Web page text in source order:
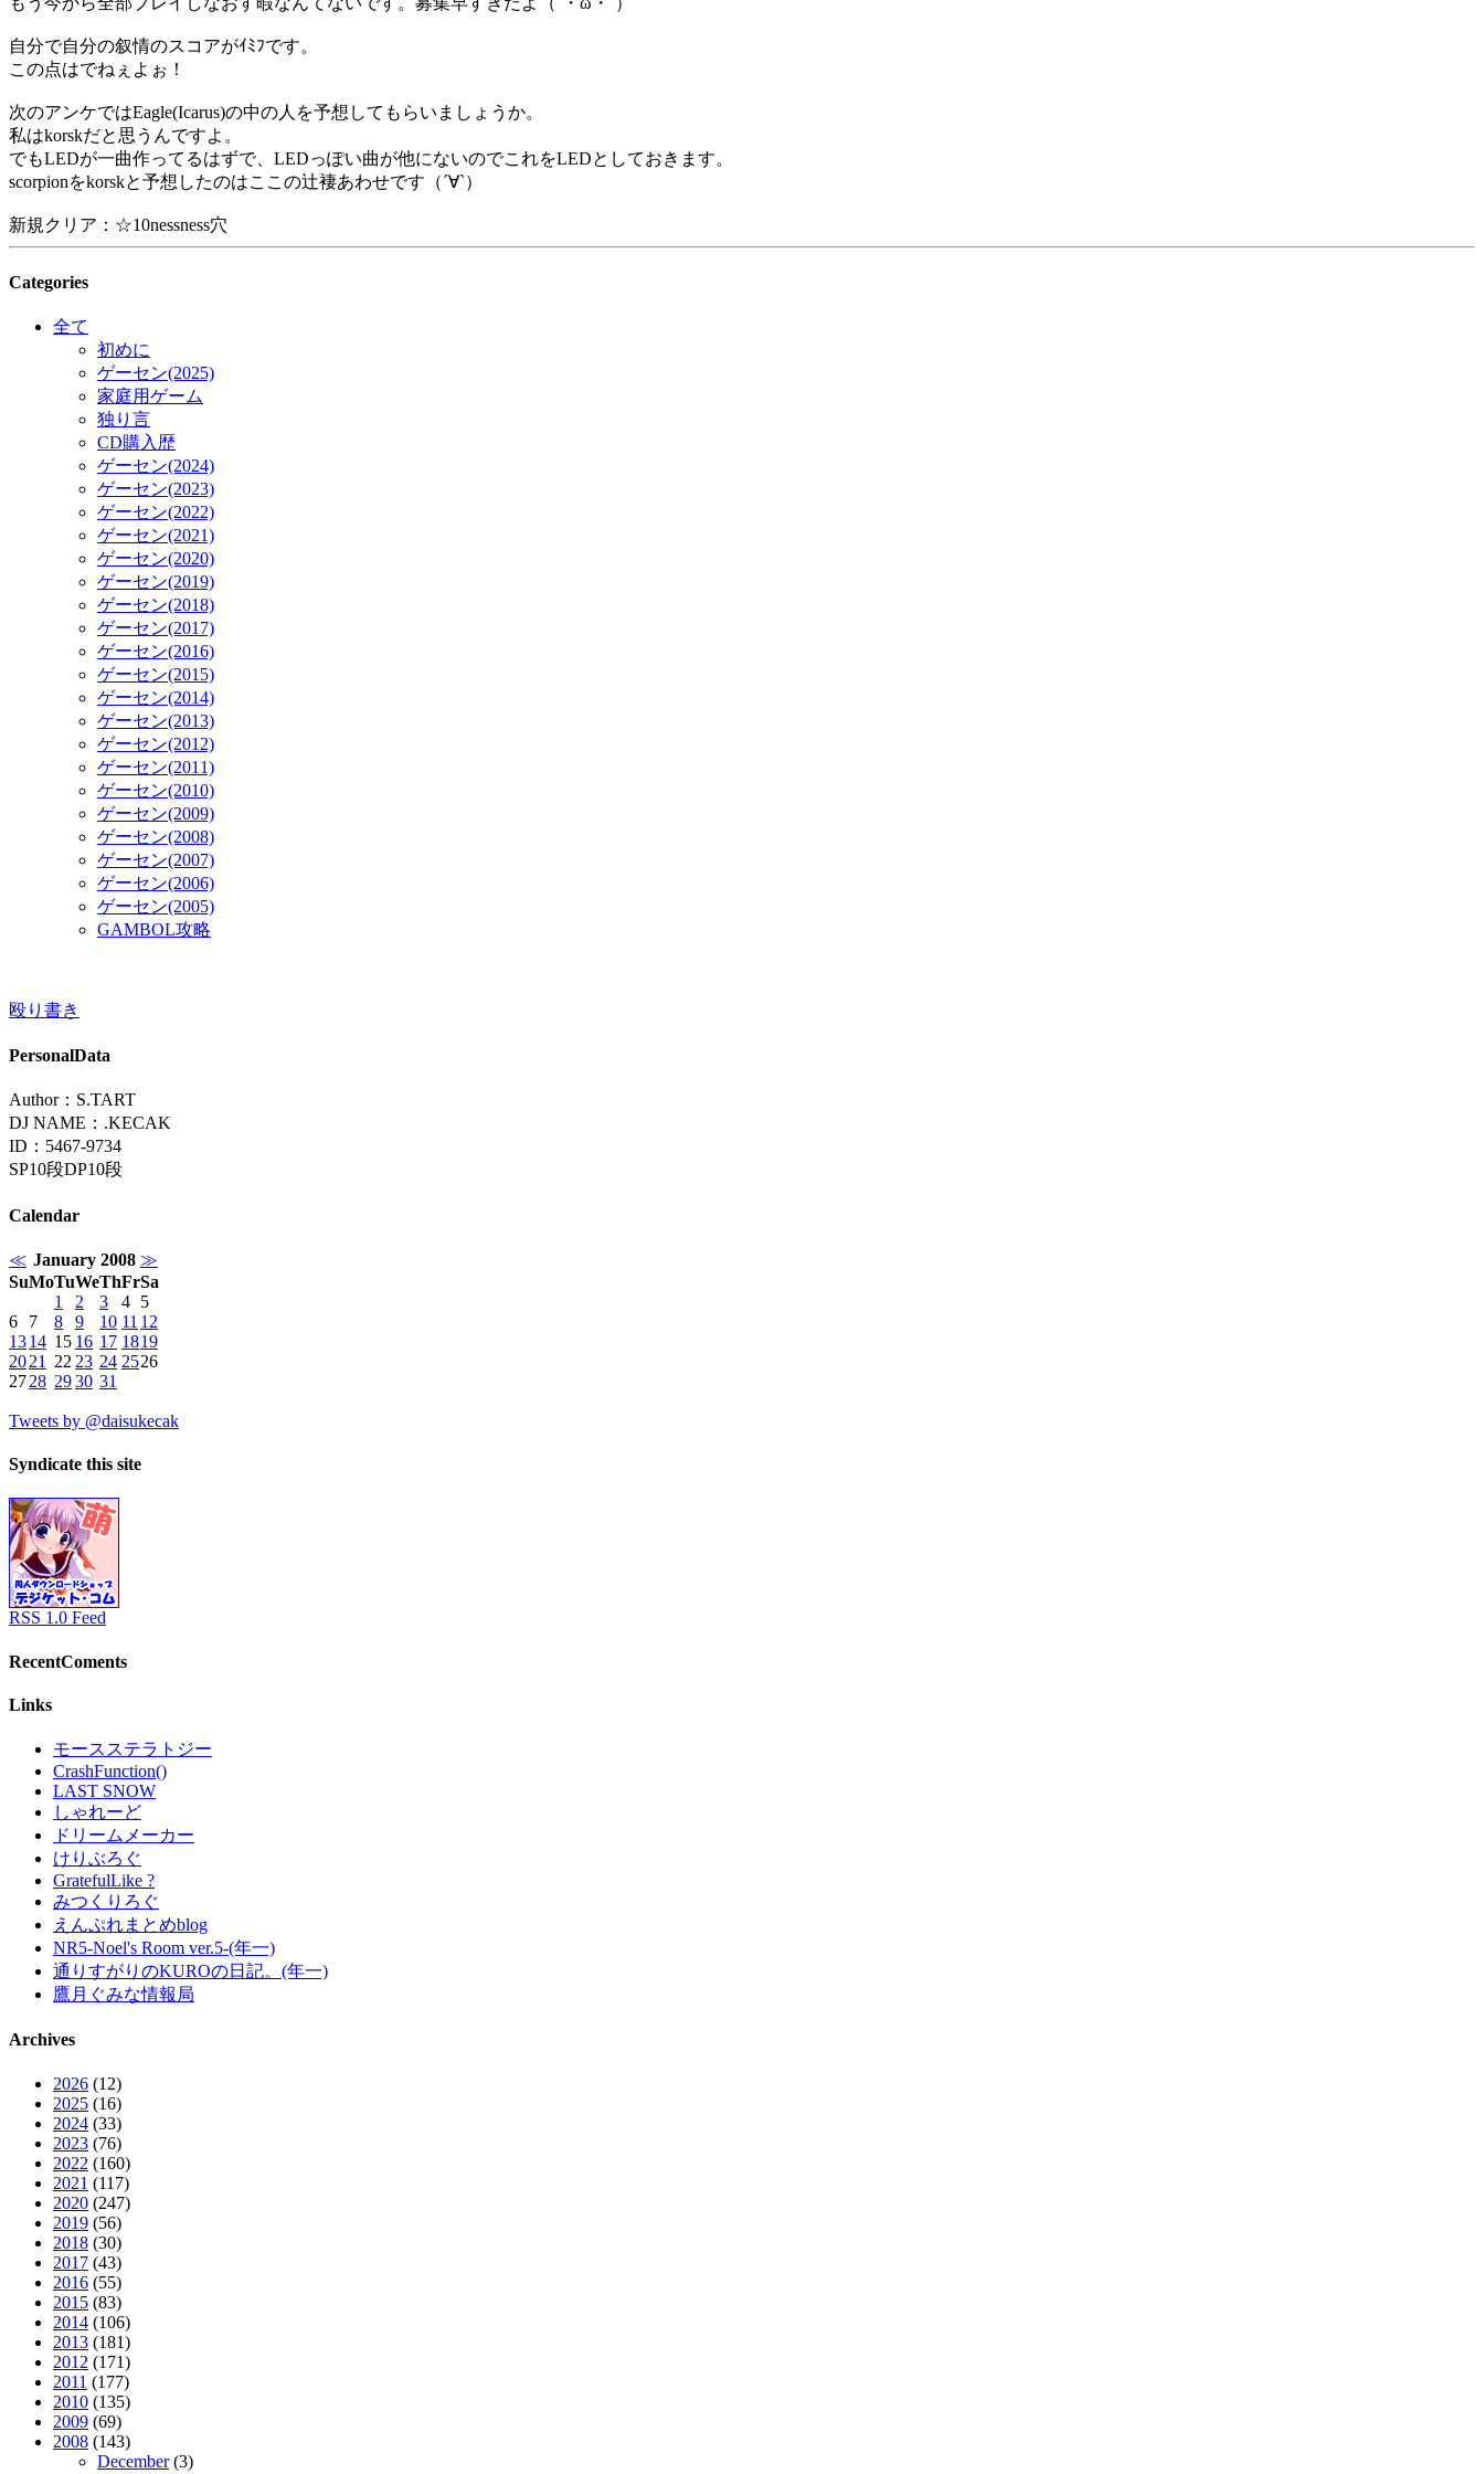
自分で自分の叙情のスコアがｲﾐﾌです。
この点はでねぇよぉ！
次のアンケではEagle(Icarus)の中の人を予想してもらいましょうか。
私はkorskだと思うんですよ。
でもLEDが一曲作ってるはずで、LEDっぽい曲が他にないのでこれをLEDとしておきます。
scorpionをkorskと予想したのはここの辻褄あわせです（´∀`）
新規クリア：☆10nessness穴
Categories
全て
初めに
ゲーセン(2025)
家庭用ゲーム
独り言
CD購入歴
ゲーセン(2024)
ゲーセン(2023)
ゲーセン(2022)
ゲーセン(2021)
ゲーセン(2020)
ゲーセン(2019)
ゲーセン(2018)
ゲーセン(2017)
ゲーセン(2016)
ゲーセン(2015)
ゲーセン(2014)
ゲーセン(2013)
ゲーセン(2012)
ゲーセン(2011)
ゲーセン(2010)
ゲーセン(2009)
ゲーセン(2008)
ゲーセン(2007)
ゲーセン(2006)
ゲーセン(2005)
GAMBOL攻略
殴り書き
PersonalData
Author：S.TART
DJ NAME：.KECAK
ID：5467-9734
SP10段DP10段
Calendar
≪ January 2008 ≫
SuMoTuWeThFrSa
1
2 3 4 5
6
7 8 9 10 11 12
1314 15 16 17 1819
2021 22 23 24 2526
2728 2930 31
Tweets by @daisukecak
Syndicate this site
RSS 1.0 Feed
RecentComents
Links
モースステラトジー
CrashFunction()
LAST SNOW
しゃれーど
ドリームメーカー
けりぶろぐ
GratefulLike ?
みつくりろぐ
えんぷれまとめblog
NR5-Noel's Room ver.5-(年一)
通りすがりのKUROの日記。(年一)
鷹月ぐみな情報局
Archives
2026 (12)
2025 (16)
2024 (33)
2023 (76)
2022 (160)
2021 (117)
2020 (247)
2019 (56)
2018 (30)
2017 (43)
2016 (55)
2015 (83)
2014 (106)
2013 (181)
2012 (171)
2011 (177)
2010 (135)
2009 (69)
2008 (143)
December(3)